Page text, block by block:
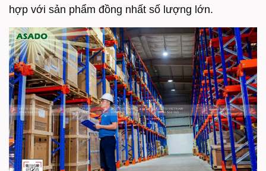
hợp với sản phẩm đồng nhất số lượng lớn.